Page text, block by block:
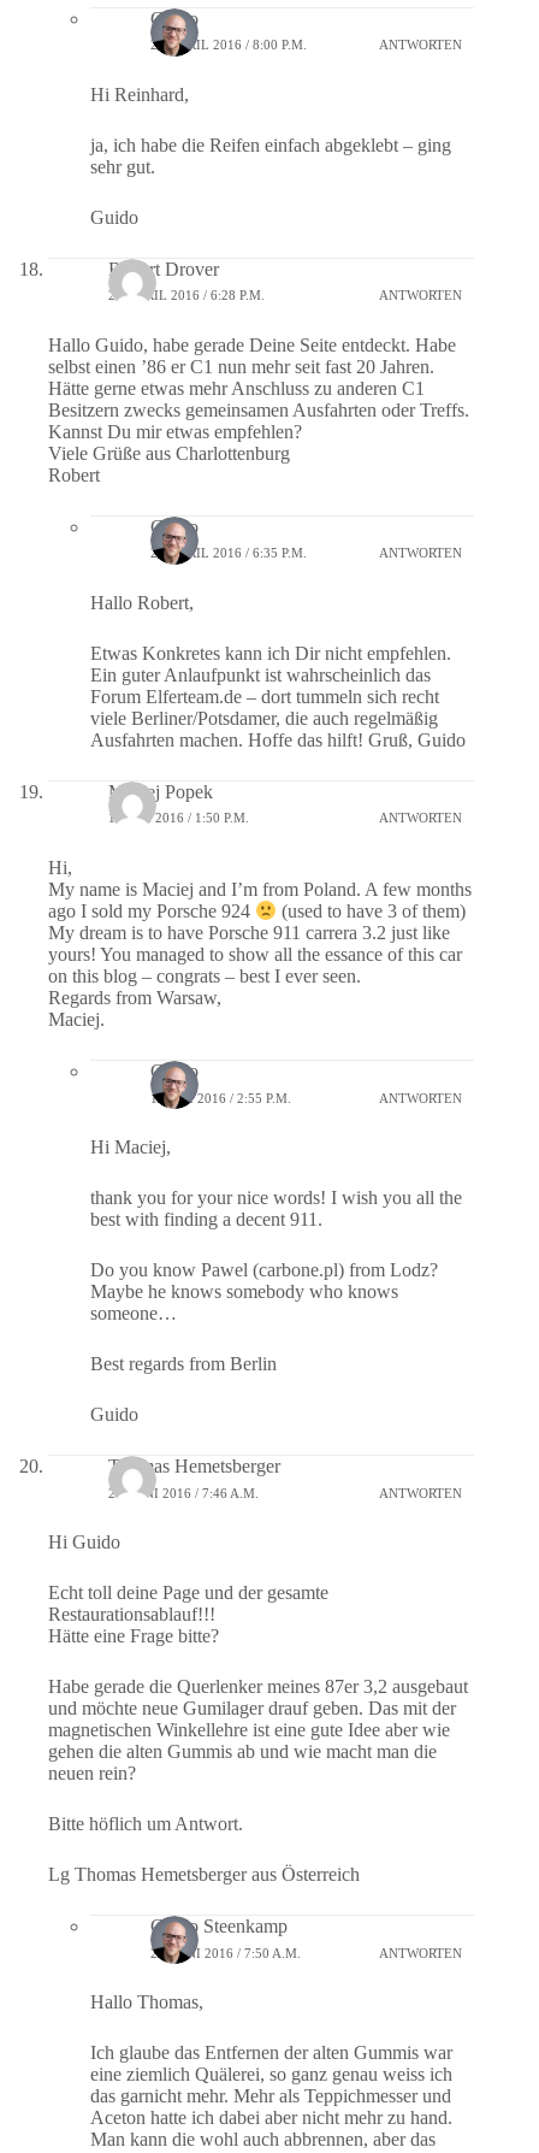
Guido
20. APRIL 2016 / 8:00 P.M. ANTWORTEN
Hi Reinhard,
ja, ich habe die Reifen einfach abgeklebt – ging
sehr gut.
Guido
Robert Drover
24. APRIL 2016 / 6:28 P.M. ANTWORTEN
Hallo Guido, habe gerade Deine Seite entdeckt. Habe
selbst einen ’86 er C1 nun mehr seit fast 20 Jahren.
Hätte gerne etwas mehr Anschluss zu anderen C1
Besitzern zwecks gemeinsamen Ausfahrten oder Treffs.
Kannst Du mir etwas empfehlen?
Viele Grüße aus Charlottenburg
Robert
Guido
24. APRIL 2016 / 6:35 P.M. ANTWORTEN
Hallo Robert,
Etwas Konkretes kann ich Dir nicht empfehlen.
Ein guter Anlaufpunkt ist wahrscheinlich das
Forum Elferteam.de – dort tummeln sich recht
viele Berliner/Potsdamer, die auch regelmäßig
Ausfahrten machen. Hoffe das hilft! Gruß, Guido
Maciej Popek
1. JUNI 2016 / 1:50 P.M. ANTWORTEN
Hi,
My name is Maciej and I’m from Poland. A few months
ago I sold my Porsche 924
(used to have 3 of them)
My dream is to have Porsche 911 carrera 3.2 just like
yours! You managed to show all the essance of this car
on this blog – congrats – best I ever seen.
Regards from Warsaw,
Maciej.
Guido
1. JUNI 2016 / 2:55 P.M. ANTWORTEN
Hi Maciej,
thank you for your nice words! I wish you all the
best with finding a decent 911.
Do you know Pawel (carbone.pl) from Lodz?
Maybe he knows somebody who knows
someone…
Best regards from Berlin
Guido
Thomas Hemetsberger
22. JUNI 2016 / 7:46 A.M. ANTWORTEN
Hi Guido
Echt toll deine Page und der gesamte
Restaurationsablauf!!!
Hätte eine Frage bitte?
Habe gerade die Querlenker meines 87er 3,2 ausgebaut
und möchte neue Gumilager drauf geben. Das mit der
magnetischen Winkellehre ist eine gute Idee aber wie
gehen die alten Gummis ab und wie macht man die
neuen rein?
Bitte höflich um Antwort.
Lg Thomas Hemetsberger aus Österreich
Guido Steenkamp
22. JUNI 2016 / 7:50 A.M. ANTWORTEN
Hallo Thomas,
Ich glaube das Entfernen der alten Gummis war
eine ziemlich Quälerei, so ganz genau weiss ich
das garnicht mehr. Mehr als Teppichmesser und
Aceton hatte ich dabei aber nicht mehr zu hand.
Man kann die wohl auch abbrennen, aber das